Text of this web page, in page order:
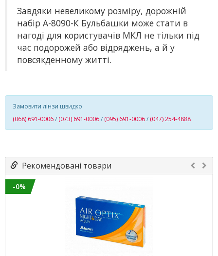
Завдяки невеликому розміру, дорожній
набір А-8090-К Бульбашки може стати в
нагоді для користувачів МКЛ не тільки під
час подорожей або відряджень, а й у
повсякденному житті.
Замовити лінзи швидко
(068) 691-0006/ (073) 691-0006/ (095) 691-0006/ (047) 254-4888
Рекомендовані товари
-0%